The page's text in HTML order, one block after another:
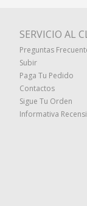
SERVICIO AL
Preguntas
Subir
Paga Tu Pedido
Contactos
Sigue Tu Orden
Informativa